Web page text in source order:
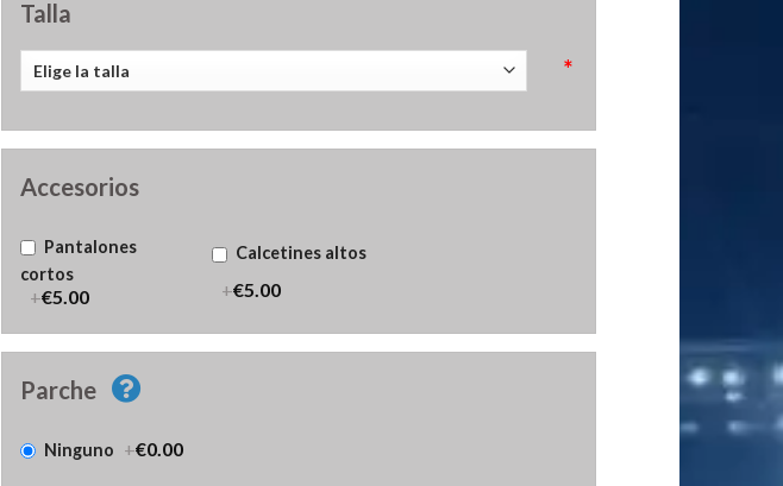
Talla
*
Accesorios
Pantalones
cortos
+€5.00
Calcetines altos
+€5.00
Parche
Ninguno +€0.00